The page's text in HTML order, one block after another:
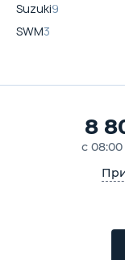
Suzuki9
SWM3
8
с